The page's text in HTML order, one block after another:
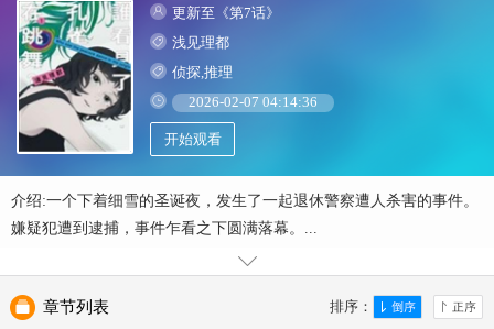
更新至《第7话》
浅见理都
侦探,推理
2026-02-07 04:14:36
开始观看
介绍:一个下着细雪的圣诞夜，发生了一起退休警察遭人杀害的事件。
嫌疑犯遭到逮捕，事件乍看之下圆满落幕。...
排序：
章节列表